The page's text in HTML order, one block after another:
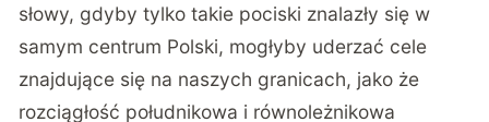
słowy, gdyby tylko takie pociski znalazły się w
samym centrum Polski, mogłyby uderzać cele
znajdujące się na naszych granicach, jako że
rozciągłość południkowa i równoleżnikowa